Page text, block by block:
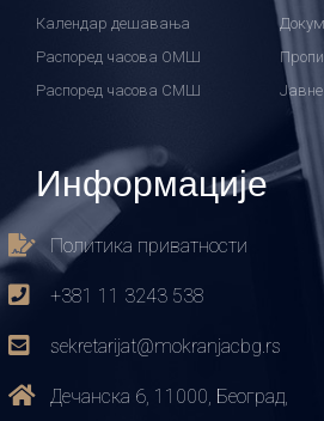
Календар дешавања
Распоред часова ОМШ
Распоред часова СМШ
Информације
Политика приватности
+381 11 3243 538
sekretarijat@mokranjacbg.rs
Дечанска 6, 11000, Београд,